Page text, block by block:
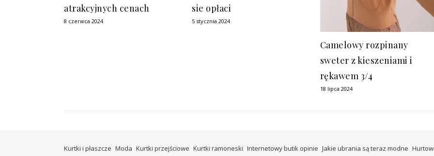
atrakcyjnych cenach
8 czerwca 2024
sie opłaci
5 stycznia 2024
Camelowy rozpinany
sweter z kieszeniami i
rękawem 3/4
18 lipca 2024
Kurtki i płaszcze Moda Kurtki przejściowe Kurtki ramoneski Internetowy butik opinie Jakie ubrania są teraz modne